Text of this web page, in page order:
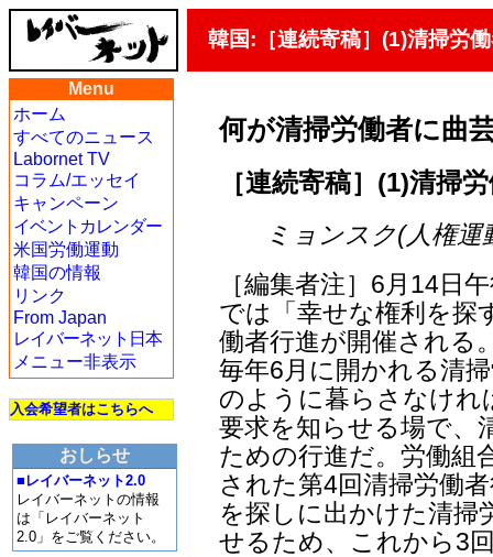
韓国:［連続寄稿］(1)清掃労
Menu
ホーム
すべてのニュース
Labornet TV
コラム/エッセイ
キャンペーン
イベントカレンダー
米国労働運動
韓国の情報
リンク
From Japan
レイバーネット日本
メニュー非表示
入会希望者はこちらへ
おしらせ
■レイバーネット2.0
レイバーネットの情報
は「レイバーネット
2.0」をご覧ください。
何が清掃労働者に曲
［連続寄稿］(1)清掃
ミョンスク(人権
［編集者注］6月14日
では「幸せな権利を探
働者行進が開催される
毎年6月に開かれる清
のように暮らさなけれ
要求を知らせる場で、
ための行進だ。労働組
された第4回清掃労働
を探しに出かけた清掃
せるため、これから3